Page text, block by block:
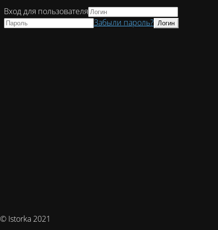
© Istorka 2021
Вход для пользователя
Забыли пароль?